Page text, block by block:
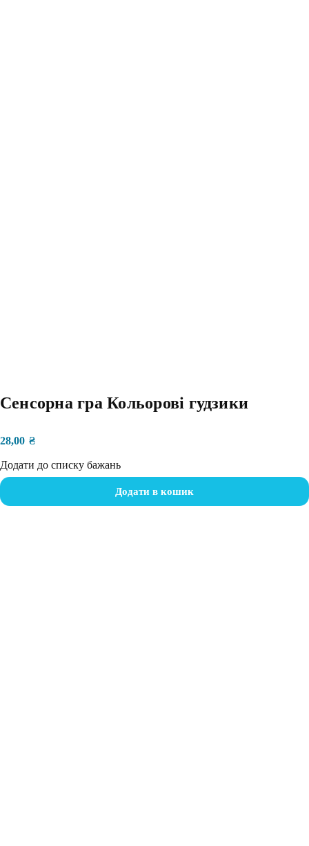
Сенсорна гра Кольорові гудзики
28,00 ₴
Додати до списку бажань
Додати в кошик